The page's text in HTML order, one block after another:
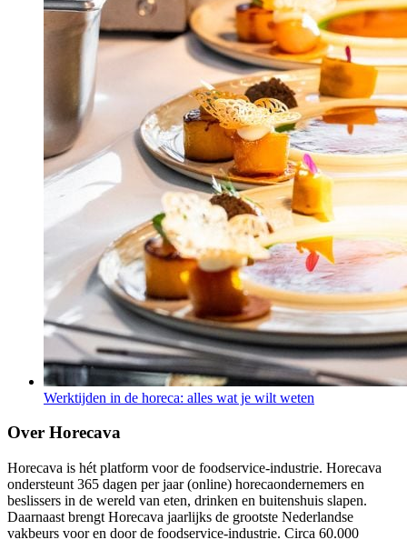
Werktijden in de horeca: alles wat je wilt weten
Over Horecava
Horecava is hét platform voor de foodservice-industrie. Horecava
ondersteunt 365 dagen per jaar (online) horecaondernemers en
beslissers in de wereld van eten, drinken en buitenshuis slapen.
Daarnaast brengt Horecava jaarlijks de grootste Nederlandse
vakbeurs voor en door de foodservice-industrie. Circa 60.000